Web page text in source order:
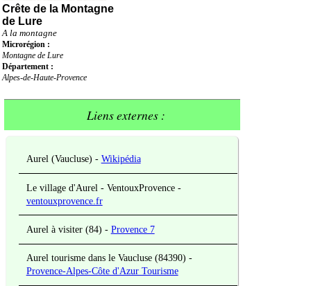
Crête de la Montagne
de Lure
A la montagne
Microrégion :
Montagne de Lure
Département :
Alpes-de-Haute-Provence
Liens externes :
Aurel (Vaucluse) - Wikipédia
Le village d'Aurel - VentouxProvence -
ventouxprovence.fr
Aurel à visiter (84) - Provence 7
Aurel tourisme dans le Vaucluse (84390) -
Provence-Alpes-Côte d'Azur Tourisme